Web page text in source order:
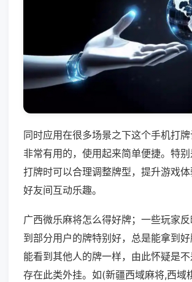
同时应用在很多场景之下这个手机打
非常有用的，使用起来简单便捷。特
打牌时可以合理调整牌型，提升游戏
好友间互动乐趣。
广西微乐麻将怎么得好牌；一些玩家
到部分用户的牌特别好，总是能拿到
能看到其他人的牌一样，由此怀疑是
存在此类外挂。如(新疆西域麻将,西域